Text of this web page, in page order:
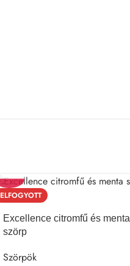
ELFOGYOTT
Excellence citromfű és menta
szörp
Szörpök